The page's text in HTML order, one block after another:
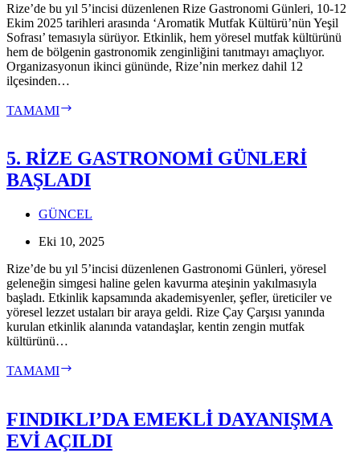
Rize’de bu yıl 5’incisi düzenlenen Rize Gastronomi Günleri, 10-12
Ekim 2025 tarihleri arasında ‘Aromatik Mutfak Kültürü’nün Yeşil
Sofrası’ temasıyla sürüyor. Etkinlik, hem yöresel mutfak kültürünü
hem de bölgenin gastronomik zenginliğini tanıtmayı amaçlıyor.
Organizasyonun ikinci gününde, Rize’nin merkez dahil 12
ilçesinden…
TAMAMI
GÜNLERİ
2.
GÜNÜNDE
DEVAM
EDİYOR
5. RİZE GASTRONOMİ GÜNLERİ
BAŞLADI
GÜNCEL
Eki 10, 2025
Rize’de bu yıl 5’incisi düzenlenen Gastronomi Günleri, yöresel
geleneğin simgesi haline gelen kavurma ateşinin yakılmasıyla
başladı. Etkinlik kapsamında akademisyenler, şefler, üreticiler ve
yöresel lezzet ustaları bir araya geldi. Rize Çay Çarşısı yanında
kurulan etkinlik alanında vatandaşlar, kentin zengin mutfak
kültürünü…
TAMAMI
GÜNLERİ
BAŞLADI
FINDIKLI’DA EMEKLİ DAYANIŞMA
EVİ AÇILDI